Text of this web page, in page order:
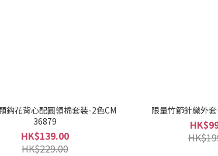
鈎花背心配圓領棉套裝-2色CM
36879
HK$139.00
HK$229.00
限量竹節針織外